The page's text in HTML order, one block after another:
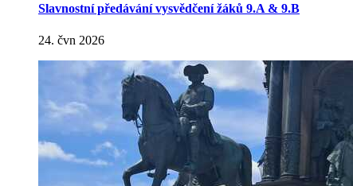
Slavnostní předávání vysvědčení žáků 9.A & 9.B
24. čvn 2026